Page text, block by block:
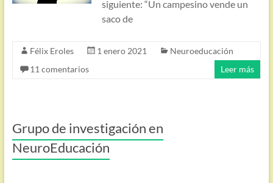
siguiente: “Un campesino vende un
saco de
Félix Eroles 1 enero 2021
Neuroeducación
11 comentarios
Leer más
Grupo de investigación en
NeuroEducación